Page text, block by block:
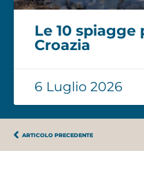
Le 10 spiagge
Croazia
6 Luglio 2026
ARTICOLO PRECEDENTE